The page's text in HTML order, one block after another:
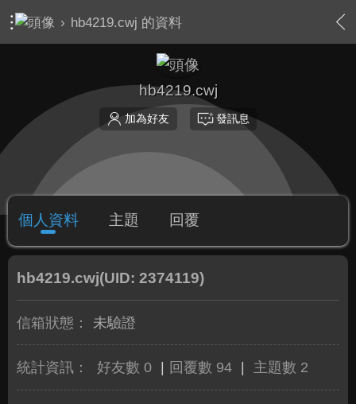
› hb4219.cwj 的資料
hb4219.cwj
加為好友 發訊息
個人資料 主題 回覆
hb4219.cwj(UID: 2374119)
信箱狀態： 未驗證
統計資訊： 好友數 0 回覆數 94 主題數 2